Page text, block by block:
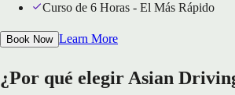
Curso de 6 Horas - El Más Rápido
Book Now Learn More
¿Por qué elegir Asian